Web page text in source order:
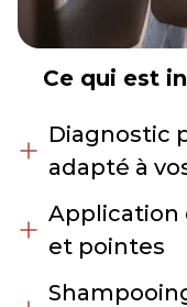
Ce qui est
Diagnostic
adapté à
Application
et pointes